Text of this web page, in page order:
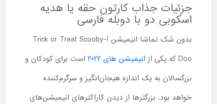
جزئیات جذاب کارتون حقه یا هدیه
اسکوبی دو با دوبله فارسی
بدون شک تماشا انیمیشن !Trick or Treat Scooby-
Doo که یکی از
انیمیشن های 2022
است برای کودکان و
بزرگسالان به یک اندازه هیجان‌انگیز و سرگرم‌کننده
خواهد بود. بزرگترها از دیدن کاراکترهای انیمیشن‌های